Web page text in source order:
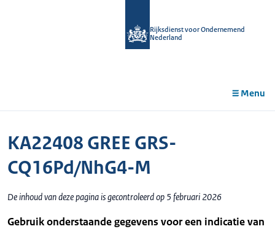
Rijksdienst voor Ondernemend
Nederland
Menu
KA22408 GREE GRS-
CQ16Pd/NhG4-M
De inhoud van deze pagina is gecontroleerd op 5 februari 2026
Gebruik onderstaande gegevens voor een indicatie van